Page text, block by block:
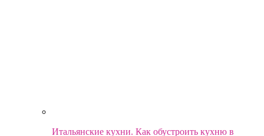
Итальянские кухни. Как обустроить кухню в